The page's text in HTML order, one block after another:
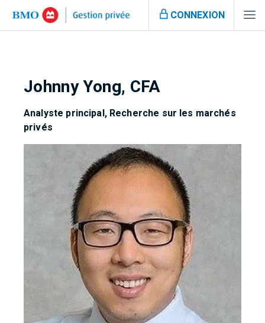
CONNEXION
Johnny Yong, CFA
Analyste principal, Recherche sur les marchés
privés